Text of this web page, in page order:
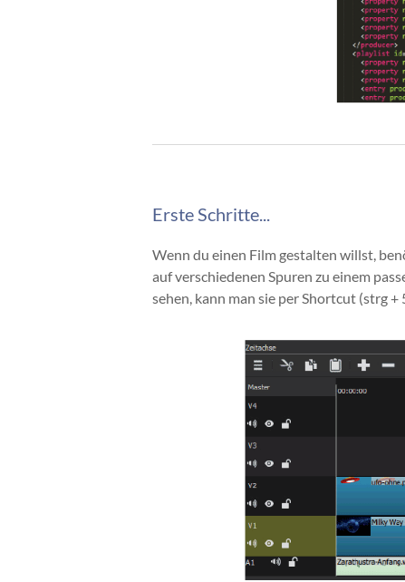
Erste Schritte...
Wenn du einen Film gestalten willst,
auf verschiedenen Spuren zu einem
sehen, kann man sie per Shortcut (strg